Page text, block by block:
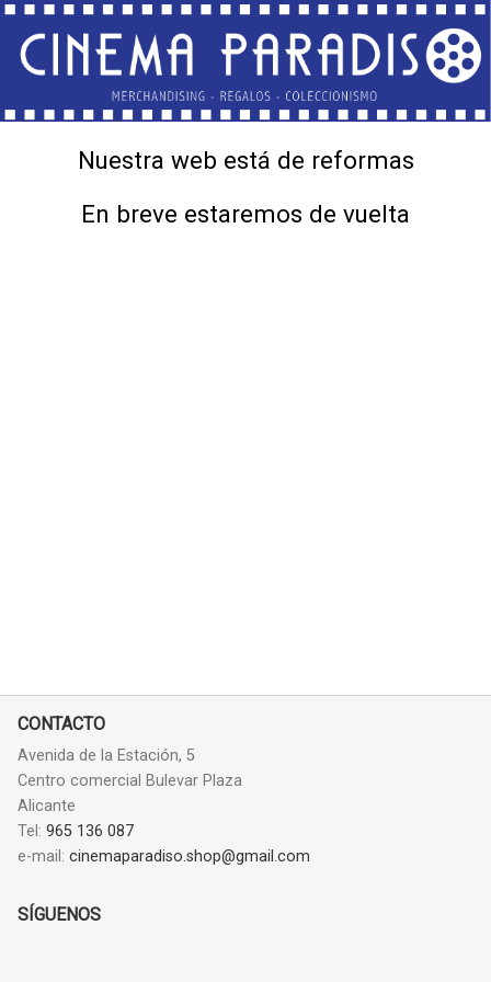
Nuestra web está de reformas
En breve estaremos de vuelta
CONTACTO
Avenida de la Estación, 5
Centro comercial Bulevar Plaza
Alicante
Tel: 965 136 087
e-mail: cinemaparadiso.shop@gmail.com
SÍGUENOS